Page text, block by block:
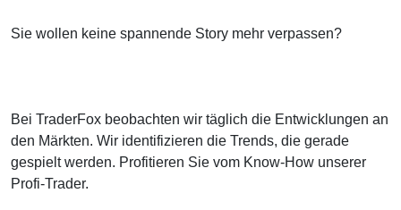
Sie wollen keine spannende Story mehr verpassen?
Bei TraderFox beobachten wir täglich die Entwicklungen an
den Märkten. Wir identifizieren die Trends, die gerade
gespielt werden. Profitieren Sie vom Know-How unserer
Profi-Trader.